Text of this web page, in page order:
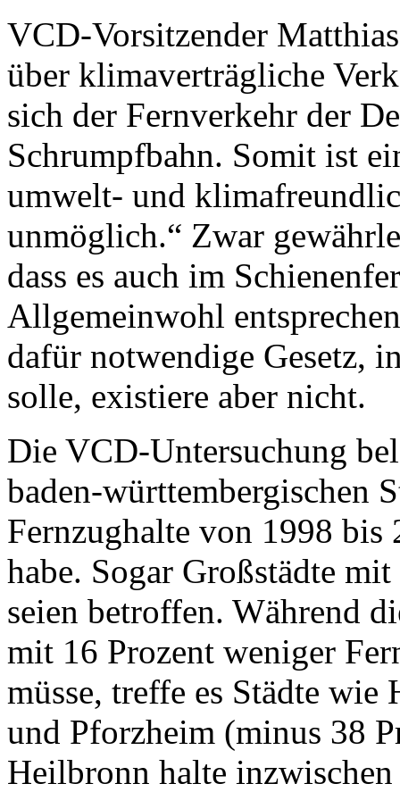
VCD-Vorsitzender
über klima­verträgliche
sich der Fernverkehr der
Schrumpfbahn. Somit ist
umwelt- und
unmöglich.“ Zwar
dass es auch im
Allgemeinwohl
dafür notwendige Gesetz,
solle, existiere aber nicht.
Die VCD-Untersuchung
baden-württembergischen
Fernzughalte von 1998 bis
habe. Sogar Großstädte
seien betroffen. Während
mit 16 Prozent weniger
müsse, treffe es Städte
und Pforz­heim (minus 38
Heilbronn halte